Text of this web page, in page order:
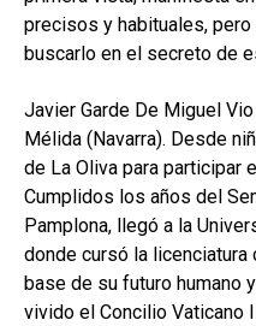
precisos y habituales,
buscarlo en el secreto de
Javier Garde De Miguel
Mélida (Navarra). Desde
de La Oliva para participar
Cumplidos los años del
Pamplona, llegó a la
donde cursó la licenciatura
base de su futuro humano
vivido el Concilio Vaticano